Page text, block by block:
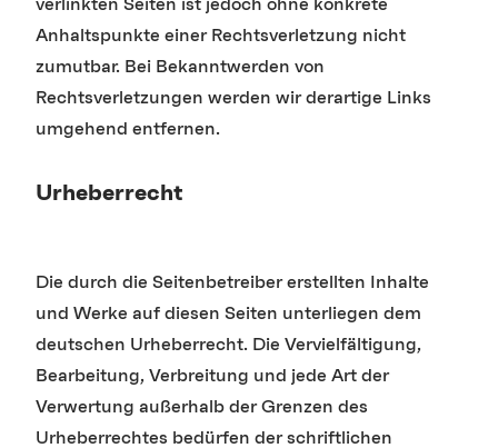
verlinkten Seiten ist jedoch ohne konkrete
Anhaltspunkte einer Rechtsverletzung nicht
zumutbar. Bei Bekanntwerden von
Rechtsverletzungen werden wir derartige Links
umgehend entfernen.
Urheberrecht
Die durch die Seitenbetreiber erstellten Inhalte
und Werke auf diesen Seiten unterliegen dem
deutschen Urheberrecht. Die Vervielfältigung,
Bearbeitung, Verbreitung und jede Art der
Verwertung außerhalb der Grenzen des
Urheberrechtes bedürfen der schriftlichen